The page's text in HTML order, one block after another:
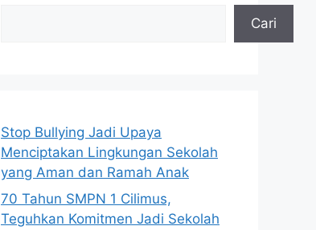
Cari
Stop Bullying Jadi Upaya
Menciptakan Lingkungan Sekolah
yang Aman dan Ramah Anak
70 Tahun SMPN 1 Cilimus,
Teguhkan Komitmen Jadi Sekolah